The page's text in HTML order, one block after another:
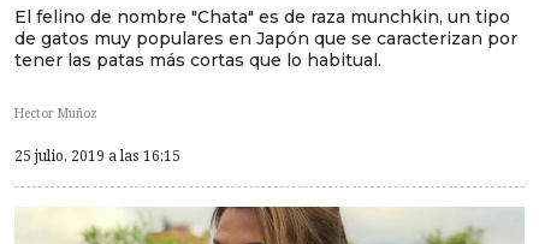
El felino de nombre "Chata" es de raza munchkin, un tipo
de gatos muy populares en Japón que se caracterizan por
tener las patas más cortas que lo habitual.
Hector Muñoz
25 julio, 2019 a las 16:15